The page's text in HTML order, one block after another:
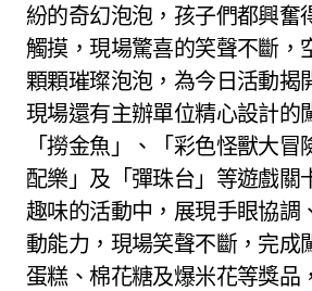
紛的奇幻泡泡，孩子們都興奮
觸摸，現場驚喜的笑聲不斷，
顆顆璀璨泡泡，為今日活動揭
現場還有主辦單位精心設計的
「撈金魚」、「彩色怪獸大
配樂」及「彈珠台」等遊戲關
趣味的活動中，展現手眼協調
動能力，現場笑聲不斷，完成
蛋糕、棉花糖及爆米花等獎品